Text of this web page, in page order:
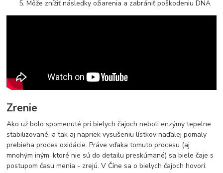
Môže znížiť následky ožiarenia a zabrániť poškodeniu DNA
Zrenie
Ako už bolo spomenuté pri bielych čajoch neboli enzýmy tepelne
stabilizované, a tak aj napriek vysušeniu lístkov naďalej pomaly
prebieha proces oxidácie. Práve vďaka tomuto procesu (aj
mnohým iným, ktoré nie sú do detailu preskúmané) sa biele čaje s
postupom času menia - zrejú. V Číne sa o bielych čajoch hovorí: